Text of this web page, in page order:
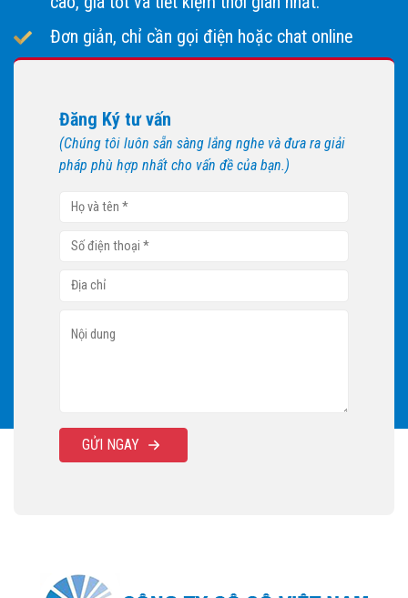
Đơn giản, chỉ cần gọi điện hoặc chat online
Đăng Ký tư vấn
(Chúng tôi luôn sẵn sàng lắng nghe và đưa ra giải
pháp phù hợp nhất cho vấn đề của bạn.)
GỬI NGAY